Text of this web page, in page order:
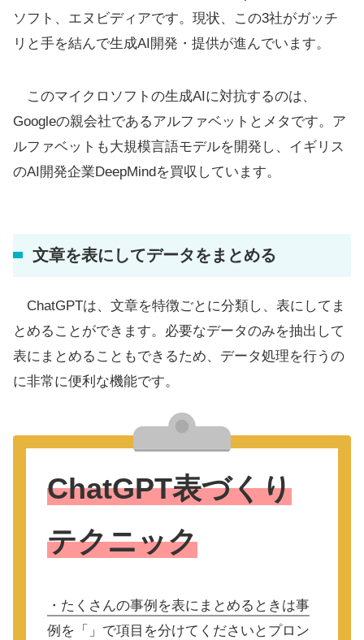
ソフト、エヌビディアです。現状、この3社がガッチ
リと手を結んで生成AI開発・提供が進んでいます。
このマイクロソフトの生成AIに対抗するのは、
Googleの親会社であるアルファベットとメタです。ア
ルファベットも大規模言語モデルを開発し、イギリス
のAI開発企業DeepMindを買収しています。
文章を表にしてデータをまとめる
ChatGPTは、文章を特徴ごとに分類し、表にしてま
とめることができます。必要なデータのみを抽出して
表にまとめることもできるため、データ処理を行うの
に非常に便利な機能です。
ChatGPT表づくり
テクニック
・たくさんの事例を表にまとめるときは事
例を「」で項目を分けてくださいとプロン